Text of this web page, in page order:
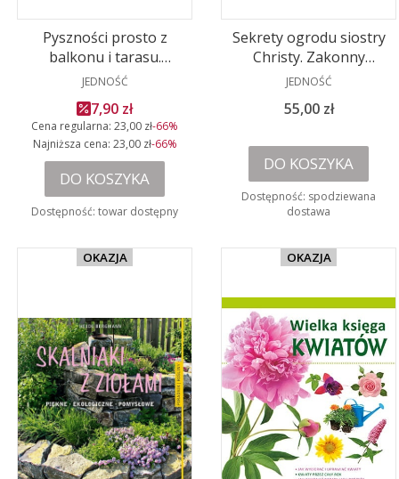
Pyszności prosto z
balkonu i tarasu.
Warzywa i owoce
PRODUCENT
JEDNOŚĆ
Cena promocyjna
7,90 zł
Cena regularna: 23,00 zł-66%
Najniższa cena: 23,00 zł-66%
DO KOSZYKA
Dostępność: towar dostępny
Sekrety ogrodu siostry
Christy. Zakonny
poradnik ogrodniczy
PRODUCENT
JEDNOŚĆ
Cena
55,00 zł
DO KOSZYKA
Dostępność: spodziewana
dostawa
OKAZJA OKAZJA